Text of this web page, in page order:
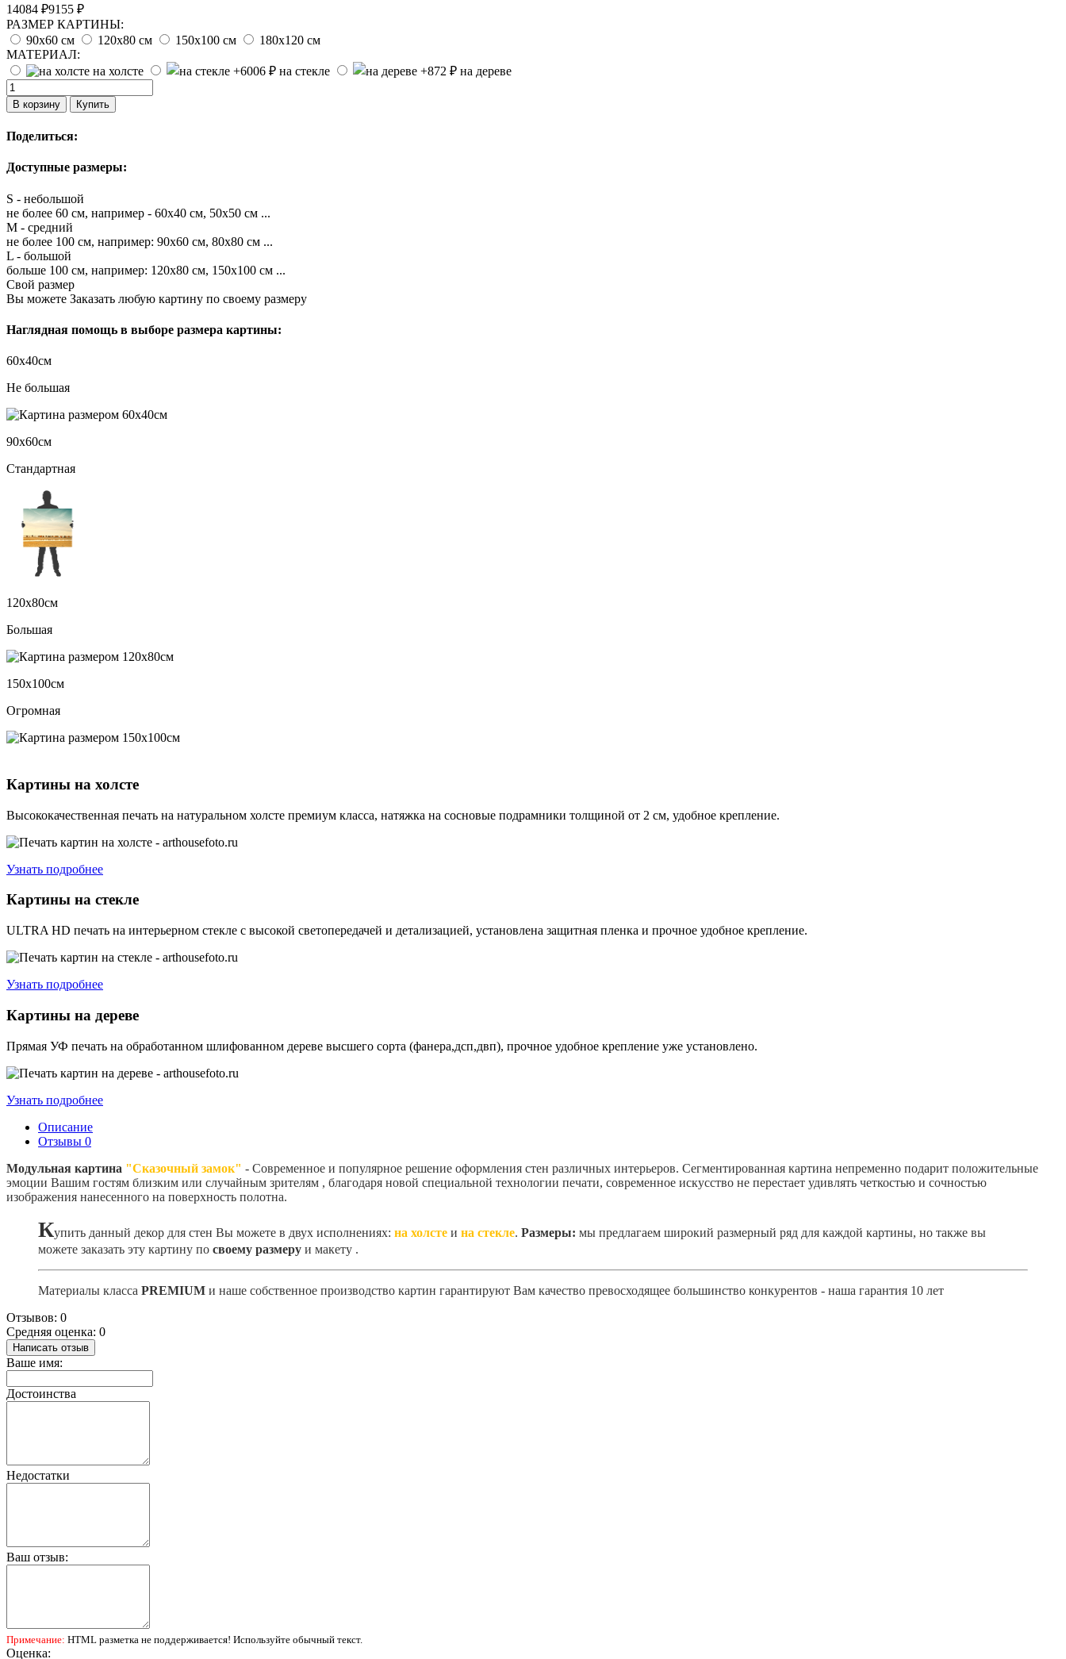
14084 ₽9155 ₽
РАЗМЕР КАРТИНЫ:
90х60 см
120х80 см 150х100 см
180х120 см
МАТЕРИАЛ:
на холсте
на стекле на дереве
В корзину Купить
Поделиться:
Доступные размеры:
S - небольшой
не более 60 см, например - 60х40 см, 50х50 см ...
M - средний
не более 100 см, например: 90х60 см, 80х80 см ...
L - большой
больше 100 см, например: 120х80 см, 150х100 см ...
Свой размер
Вы можете Заказать любую картину по своему размеру
Наглядная помощь в выборе размера картины:
60х40см
Не большая
90х60см
Стандартная
120х80см
Большая
150х100см
Огромная
Картины на холсте
Высококачественная печать на натуральном холсте премиум класса, натяжка на сосновые подрамники толщиной от 2 см, удобное крепление.
Узнать подробнее
Картины на стекле
ULTRA HD печать на интерьерном стекле с высокой светопередачей и детализацией, установлена защитная пленка и прочное удобное крепление.
Узнать подробнее
Картины на дереве
Прямая УФ печать на обработанном шлифованном дереве высшего сорта (фанера,дсп,двп), прочное удобное крепление уже установлено.
Узнать подробнее
Описание
Отзывы 0
Модульная картина "Сказочный замок" - Современное и популярное решение оформления стен различных интерьеров. Сегментированная картина непременно подарит положительные
эмоции Вашим гостям близким или случайным зрителям , благодаря новой специальной технологии печати, современное искусство не перестает удивлять четкостью и сочностью
изображения нанесенного на поверхность полотна.
Купить данный декор для стен Вы можете в двух исполнениях: на холсте и на стекле. Размеры: мы предлагаем широкий размерный ряд для каждой картины, но также вы
можете заказать эту картину по своему размеру и макету .
Материалы класса PREMIUM и наше собственное производство картин гарантируют Вам качество превосходящее большинство конкурентов - наша гарантия 10 лет
Отзывов: 0
Средняя оценка: 0
Написать отзыв
Ваше имя:
Достоинства
Недостатки
Ваш отзыв:
Примечание: HTML разметка не поддерживается! Используйте обычный текст.
Оценка: